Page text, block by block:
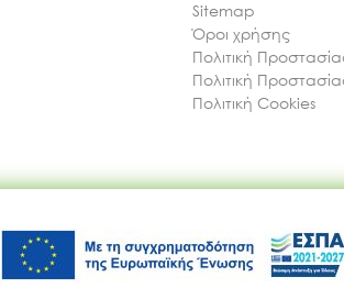
Sitemap
Όροι χρήσης
Πολιτική
Πολιτική
Πολιτική Cookies